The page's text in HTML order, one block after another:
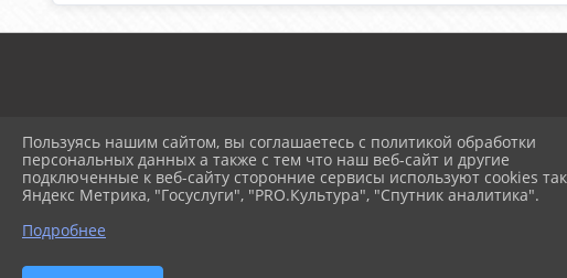
© 2025 Муниципальное
Пользуясь нашим сайтом, вы соглашаетесь с политикой обработки
персональных данных а также с тем что наш веб-сайт и другие
подключенные к веб-сайту сторонние сервисы используют cookies
Яндекс Метрика, "Госуслуги", "PRO.Культура", "Спутник аналитика".
Подробнее